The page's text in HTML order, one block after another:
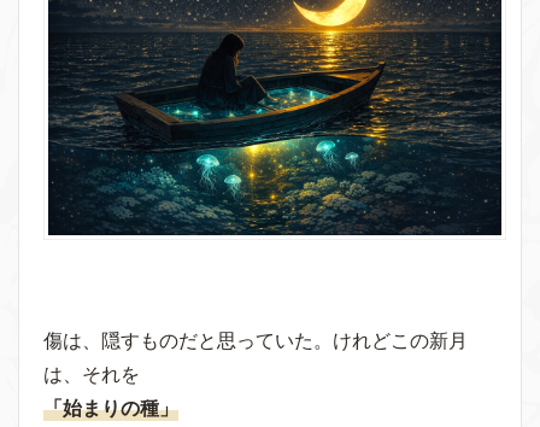
傷は、隠すものだと思っていた。けれどこの新月
は、それを
「始まりの種」